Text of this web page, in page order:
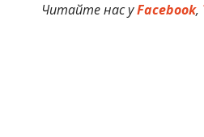
Читайте нас уFacebook,